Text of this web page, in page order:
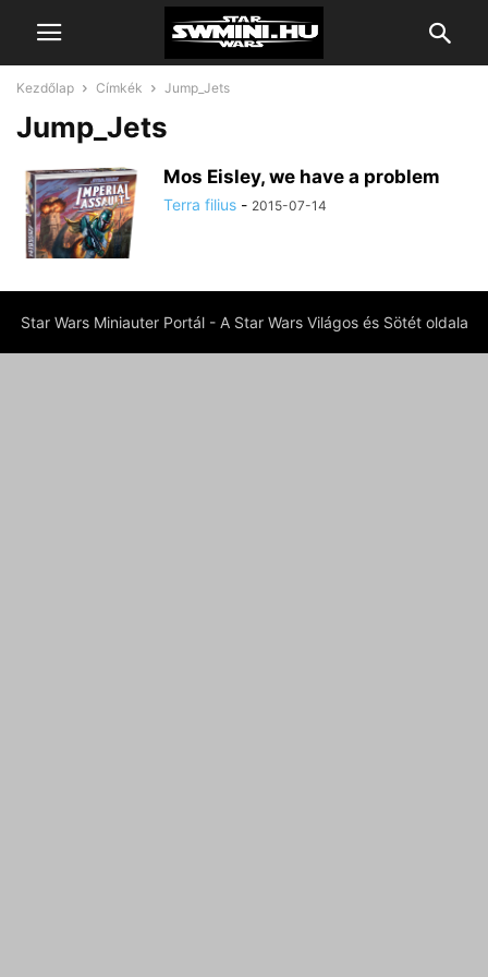
Kezdőlap Címkék Jump_Jets
Jump_Jets
Mos Eisley, we have a problem
Terra filius - 2015-07-14
Star Wars Miniauter Portál - A Star Wars Világos és Sötét oldala